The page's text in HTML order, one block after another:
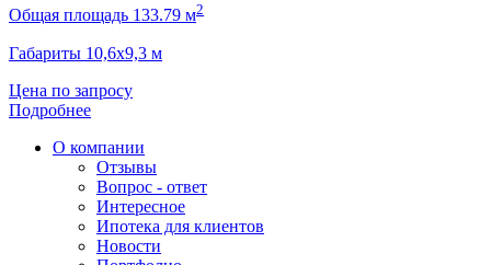
Общая площадь 133.79 м2
Габариты 10,6х9,3 м
Цена по запросу
Подробнее
О компании
Отзывы
Вопрос - ответ
Интересное
Ипотека для клиентов
Новости